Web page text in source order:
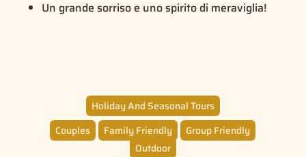
Un grande sorriso e uno spirito di meraviglia!
Holiday And Seasonal Tours
Couples
Family Friendly
Group Friendly
Outdoor